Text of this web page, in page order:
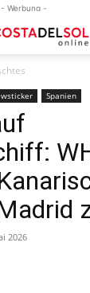
- Werbung -
Spanien
2026